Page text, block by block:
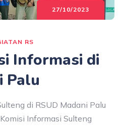
27/10/2023
RS
Informasi di
Palu
di RSUD Madani Palu
Informasi Sulteng